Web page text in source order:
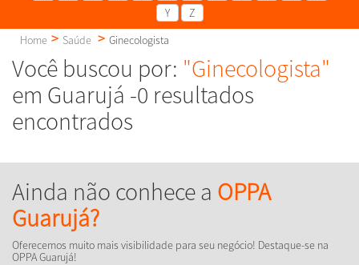
Y
Z
Home
Saúde Ginecologista
Você buscou por: "Ginecologista"
em Guarujá -0 resultados
encontrados
Ainda não conhece a OPPA
Guarujá?
Oferecemos muito mais visibilidade para seu negócio! Destaque-se na
OPPA Guarujá!